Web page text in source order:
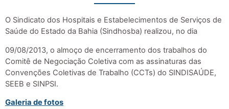
O Sindicato dos Hospitais e Estabelecimentos de Serviços de
Saúde do Estado da Bahia (Sindhosba) realizou, no dia
09/08/2013, o almoço de encerramento dos trabalhos do
Comitê de Negociação Coletiva com as assinaturas das
Convenções Coletivas de Trabalho (CCTs) do SINDISAÚDE,
SEEB e SINPSI.
Galeria de fotos